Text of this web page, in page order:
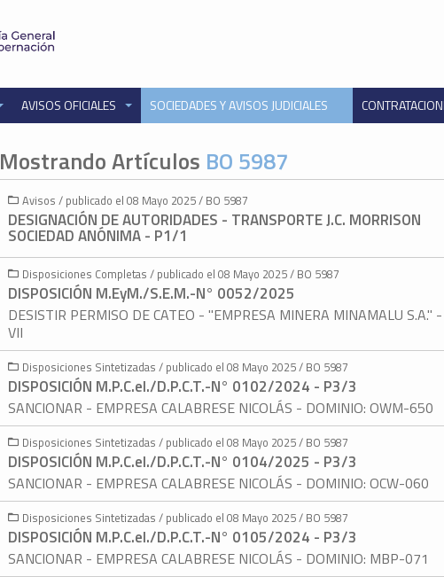
AVISOS OFICIALES SOCIEDADES Y AVISOS JUDICIALES
Mostrando Artículos BO 5987
Avisos / publicado el 08 Mayo 2025 / BO 5987
DESIGNACIÓN DE AUTORIDADES - TRANSPORTE J.C. MORRISON
SOCIEDAD ANÓNIMA - P1/1
Disposiciones Completas / publicado el 08 Mayo 2025 / BO 5987
DISPOSICIÓN M.EyM./S.E.M.-N° 0052/2025
DESISTIR PERMISO DE CATEO - "EMPRESA MINERA MINAMALU S.A."
VII
Disposiciones Sintetizadas / publicado el 08 Mayo 2025 / BO 5987
DISPOSICIÓN M.P.C.eI./D.P.C.T.-N° 0102/2024 - P3/3
SANCIONAR - EMPRESA CALABRESE NICOLÁS - DOMINIO: OWM-650
Disposiciones Sintetizadas / publicado el 08 Mayo 2025 / BO 5987
DISPOSICIÓN M.P.C.eI./D.P.C.T.-N° 0104/2025 - P3/3
SANCIONAR - EMPRESA CALABRESE NICOLÁS - DOMINIO: OCW-060
Disposiciones Sintetizadas / publicado el 08 Mayo 2025 / BO 5987
DISPOSICIÓN M.P.C.eI./D.P.C.T.-N° 0105/2024 - P3/3
SANCIONAR - EMPRESA CALABRESE NICOLÁS - DOMINIO: MBP-071